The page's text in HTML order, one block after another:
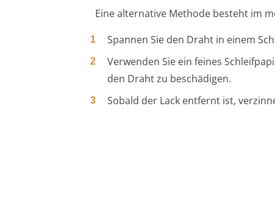
Eine alternative Methode besteht im
Spannen Sie den Draht in einem
Verwenden Sie ein feines
den Draht zu beschädigen.
Sobald der Lack entfernt ist,